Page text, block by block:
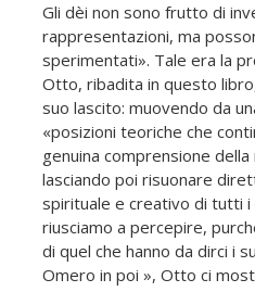
Gli dèi non sono frutto di
rappresentazioni, ma
sperimentati». Tale era la
Otto, ribadita in questo
suo lascito: muovendo da
«posizioni teoriche che
genuina comprensione
lasciando poi risuonare
spirituale e creativo di tutti i
riusciamo a percepire,
di quel che hanno da dirci i
Omero in poi », Otto ci